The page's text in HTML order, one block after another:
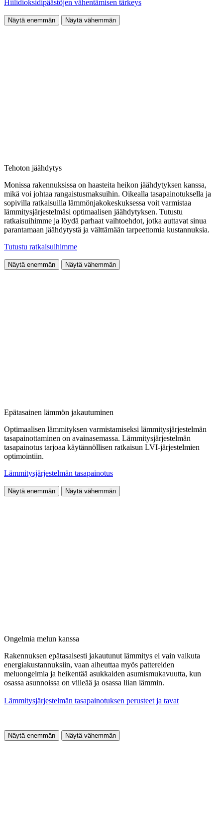
Hiilidioksidipäästöjen vähentämisen tärkeys
Näytä enemmän Näytä vähemmän
Tehoton jäähdytys
Monissa rakennuksissa on haasteita heikon jäähdytyksen kanssa,
mikä voi johtaa rangaistusmaksuihin. Oikealla tasapainotuksella ja
sopivilla ratkaisuilla lämmönjakokeskuksessa voit varmistaa
lämmitysjärjestelmäsi optimaalisen jäähdytyksen. Tutustu
ratkaisuihimme ja löydä parhaat vaihtoehdot, jotka auttavat sinua
parantamaan jäähdytystä ja välttämään tarpeettomia kustannuksia.
Tutustu ratkaisuihimme
Näytä enemmän Näytä vähemmän
Epätasainen lämmön jakautuminen
Optimaalisen lämmityksen varmistamiseksi lämmitysjärjestelmän
tasapainottaminen on avainasemassa. Lämmitysjärjestelmän
tasapainotus tarjoaa käytännöllisen ratkaisun LVI-järjestelmien
optimointiin.
Lämmitysjärjestelmän tasapainotus
Näytä enemmän Näytä vähemmän
Ongelmia melun kanssa
Rakennuksen epätasaisesti jakautunut lämmitys ei vain vaikuta
energiakustannuksiin, vaan aiheuttaa myös pattereiden
meluongelmia ja heikentää asukkaiden asumismukavuutta, kun
osassa asunnoissa on viileää ja osassa liian lämmin.
Lämmitysjärjestelmän tasapainotuksen perusteet ja tavat
Näytä enemmän Näytä vähemmän